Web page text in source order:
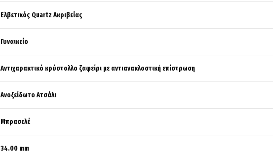
Ελβετικός Quartz Ακριβείας
Γυναικείο
Αντιχαρακτικό κρύσταλλο ζαφείρι με αντιανακλαστική επίστρωση
Ανοξείδωτο Ατσάλι
Μπρασελέ
34.00 mm